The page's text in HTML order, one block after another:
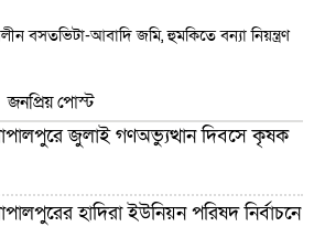
বসতভিটা-আবাদি জমি, হুমকিতে বন্যা নিয়ন্ত্রণ
জনপ্রিয় পোস্ট
জুলাই গণঅভ্যুত্থান দিবসে কৃষক
হাদিরা ইউনিয়ন পরিষদ নির্বাচনে